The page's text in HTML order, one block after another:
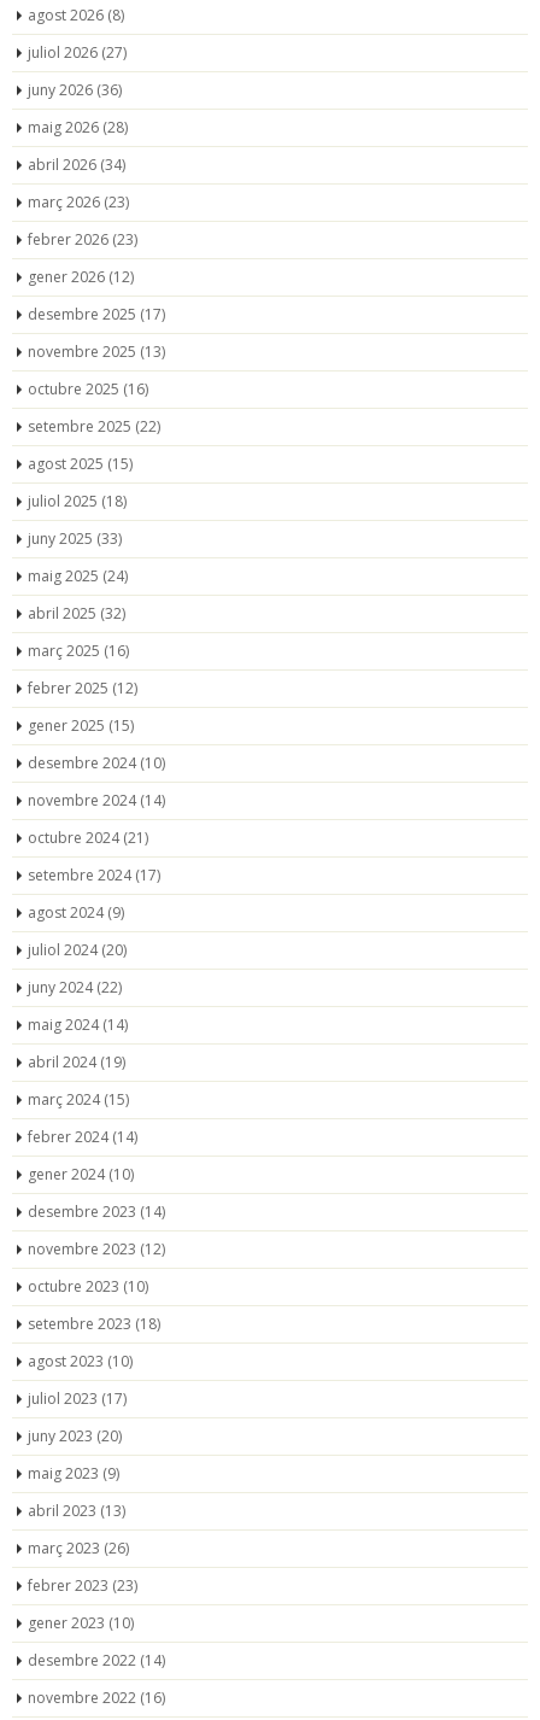
agost 2026 (8)
juliol 2026 (27)
juny 2026 (36)
maig 2026 (28)
abril 2026 (34)
març 2026 (23)
febrer 2026 (23)
gener 2026 (12)
desembre 2025 (17)
novembre 2025 (13)
octubre 2025 (16)
setembre 2025 (22)
agost 2025 (15)
juliol 2025 (18)
juny 2025 (33)
maig 2025 (24)
abril 2025 (32)
març 2025 (16)
febrer 2025 (12)
gener 2025 (15)
desembre 2024(10)
novembre 2024(14)
octubre 2024(21)
setembre 2024(17)
agost 2024(9)
juliol 2024(20)
juny 2024(22)
maig 2024(14)
abril 2024(19)
març 2024(15)
febrer 2024(14)
gener 2024(10)
desembre 2023 (14)
novembre 2023 (12)
octubre 2023 (10)
setembre 2023 (18)
agost 2023 (10)
juliol 2023 (17)
juny 2023 (20)
maig 2023 (9)
abril 2023 (13)
març 2023 (26)
febrer 2023 (23)
gener 2023 (10)
desembre 2022 (14)
novembre 2022 (16)